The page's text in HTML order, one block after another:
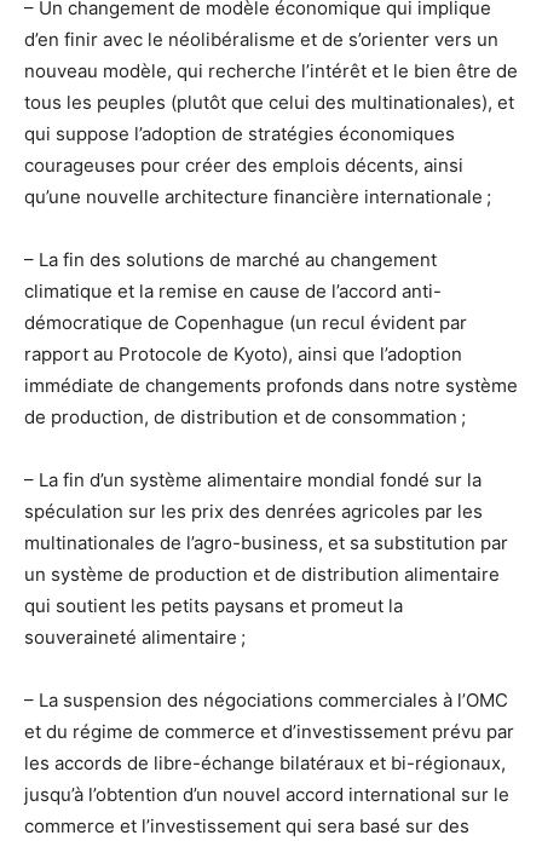
– Un changement de modèle économique qui implique
d’en finir avec le néolibéralisme et de s’orienter vers un
nouveau modèle, qui recherche l’intérêt et le bien être de
tous les peuples (plutôt que celui des multinationales), et
qui suppose l’adoption de stratégies économiques
courageuses pour créer des emplois décents, ainsi
qu’une nouvelle architecture financière internationale ;
– La fin des solutions de marché au changement
climatique et la remise en cause de l’accord anti-
démocratique de Copenhague (un recul évident par
rapport au Protocole de Kyoto), ainsi que l’adoption
immédiate de changements profonds dans notre système
de production, de distribution et de consommation ;
– La fin d’un système alimentaire mondial fondé sur la
spéculation sur les prix des denrées agricoles par les
multinationales de l’agro-business, et sa substitution par
un système de production et de distribution alimentaire
qui soutient les petits paysans et promeut la
souveraineté alimentaire ;
– La suspension des négociations commerciales à l’OMC
et du régime de commerce et d’investissement prévu par
les accords de libre-échange bilatéraux et bi-régionaux,
jusqu’à l’obtention d’un nouvel accord international sur le
commerce et l’investissement qui sera basé sur des